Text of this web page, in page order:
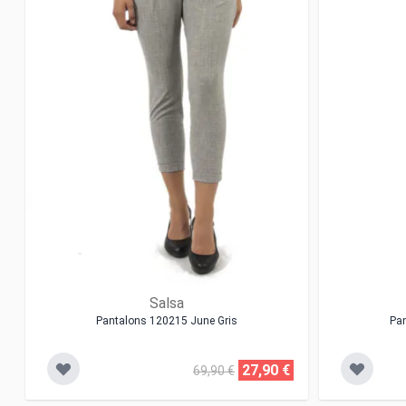
Salsa
Pantalons 120215 June Gris
69,90 € 27,90 €